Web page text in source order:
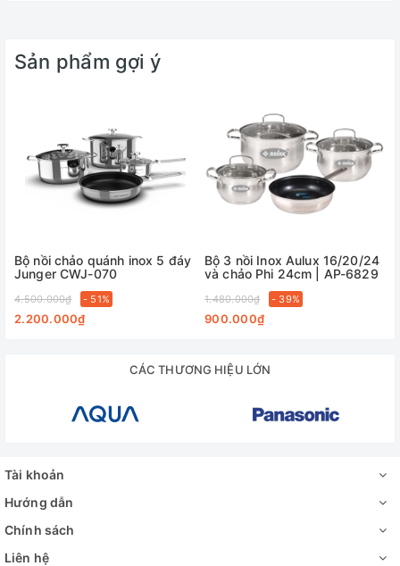
Sản phẩm gợi ý
Bộ nồi chảo quánh inox 5 đáy
Junger CWJ-070
4.500.000₫ - 51%
2.200.000₫
Bộ 3 nồi Inox Aulux 16/20/24
và chảo Phi 24cm | AP-6829
1.480.000₫ - 39%
900.000₫
CÁC THƯƠNG HIỆU LỚN
Tài khoản
Hướng dẫn
Chính sách
Liên hệ